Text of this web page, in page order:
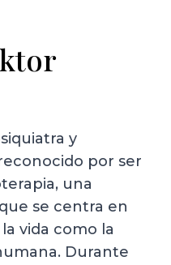
y
por ser
una
se centra en
vida como la
Durante